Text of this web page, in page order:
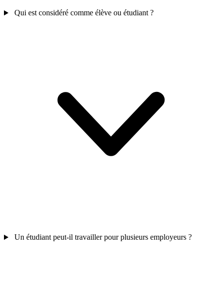
Qui est considéré comme élève ou étudiant ?
Un étudiant peut-il travailler pour plusieurs employeurs ?